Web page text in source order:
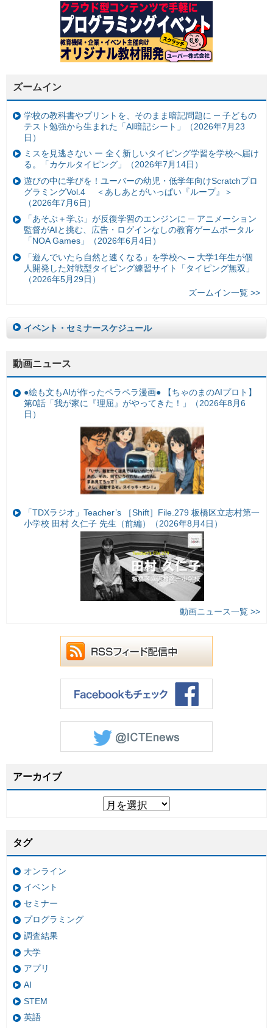
ズームイン
学校の教科書やプリントを、そのまま暗記問題に ─ 子どもの
テスト勉強から生まれた「AI暗記シート」（2026年7月23
日）
ミスを見逃さない ー 全く新しいタイピング学習を学校へ届け
る。「カケルタイピング」（2026年7月14日）
遊びの中に学びを！ユーバーの幼児・低学年向けScratchプロ
グラミングVol.4 ＜あしあとがいっぱい『ループ』＞
（2026年7月6日）
「あそぶ＋学ぶ」が反復学習のエンジンに ─ アニメーション
監督がAIと挑む、広告・ログインなしの教育ゲームポータル
「NOA Games」（2026年6月4日）
「遊んでいたら自然と速くなる」を学校へ ─ 大学1年生が個
人開発した対戦型タイピング練習サイト「タイピング無双」
（2026年5月29日）
ズームイン一覧 >>
イベント・セミナースケジュール
動画ニュース
●絵も文もAIが作ったペラペラ漫画● 【ちゃのまのAIプロト】
第0話「我が家に『理屈』がやってきた！」（2026年8月6
日）
「TDXラジオ」Teacher’s ［Shift］File.279 板橋区立志村第一
小学校 田村 久仁子 先生（前編）（2026年8月4日）
動画ニュース一覧 >>
アーカイブ
タグ
オンライン
イベント
セミナー
プログラミング
調査結果
大学
アプリ
AI
STEM
英語